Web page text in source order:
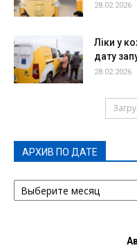
28.02.2026
Ліки у
дату
28.02.2026
АРХИВ ПО ДАТЕ
АРХИВ
ПО